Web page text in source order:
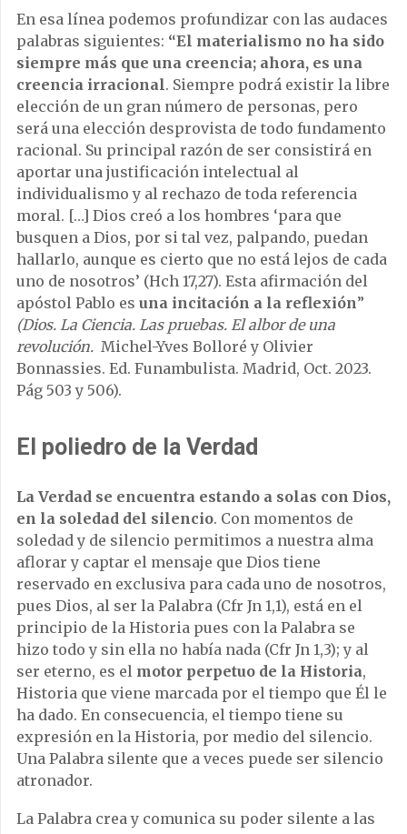
En esa línea podemos profundizar con las audaces
palabras siguientes: “El materialismo no ha sido
siempre más que una creencia; ahora, es una
creencia irracional. Siempre podrá existir la libre
elección de un gran número de personas, pero
será una elección desprovista de todo fundamento
racional. Su principal razón de ser consistirá en
aportar una justificación intelectual al
individualismo y al rechazo de toda referencia
moral. […] Dios creó a los hombres ‘para que
busquen a Dios, por si tal vez, palpando, puedan
hallarlo, aunque es cierto que no está lejos de cada
uno de nosotros’ (Hch 17,27). Esta afirmación del
apóstol Pablo es una incitación a la reflexión”
(Dios. La Ciencia. Las pruebas. El albor de una
revolución. Michel-Yves Bolloré y Olivier
Bonnassies. Ed. Funambulista. Madrid, Oct. 2023.
Pág 503 y 506).
El poliedro de la Verdad
La Verdad se encuentra estando a solas con Dios,
en la soledad del silencio. Con momentos de
soledad y de silencio permitimos a nuestra alma
aflorar y captar el mensaje que Dios tiene
reservado en exclusiva para cada uno de nosotros,
pues Dios, al ser la Palabra (Cfr Jn 1,1), está en el
principio de la Historia pues con la Palabra se
hizo todo y sin ella no había nada (Cfr Jn 1,3); y al
ser eterno, es el motor perpetuo de la Historia,
Historia que viene marcada por el tiempo que Él le
ha dado. En consecuencia, el tiempo tiene su
expresión en la Historia, por medio del silencio.
Una Palabra silente que a veces puede ser silencio
atronador.
La Palabra crea y comunica su poder silente a las